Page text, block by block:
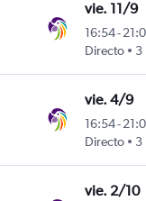
vie. 11/9
16:54-
Directo
3
vie. 4/9
16:54-
Directo
3
vie. 2/10